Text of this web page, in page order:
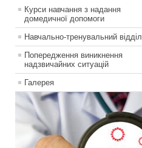
Курси навчання з надання
домедичної допомоги
Навчально-тренувальний відділ
Попередження виникнення
надзвичайних ситуацій
Галерея